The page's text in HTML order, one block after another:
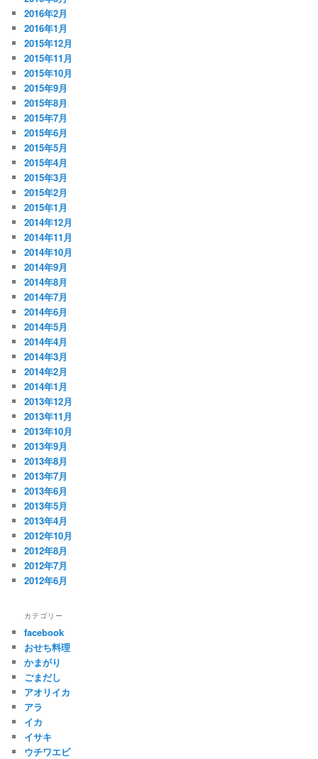
2016年2月
2016年1月
2015年12月
2015年11月
2015年10月
2015年9月
2015年8月
2015年7月
2015年6月
2015年5月
2015年4月
2015年3月
2015年2月
2015年1月
2014年12月
2014年11月
2014年10月
2014年9月
2014年8月
2014年7月
2014年6月
2014年5月
2014年4月
2014年3月
2014年2月
2014年1月
2013年12月
2013年11月
2013年10月
2013年9月
2013年8月
2013年7月
2013年6月
2013年5月
2013年4月
2012年10月
2012年8月
2012年7月
2012年6月
カテゴリー
facebook
おせち料理
かまがり
ごまだし
アオリイカ
アラ
イカ
イサキ
ウチワエビ